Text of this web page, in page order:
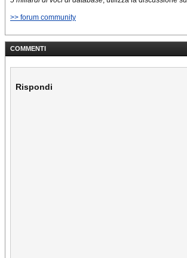
>> forum community
COMMENTI
Rispondi